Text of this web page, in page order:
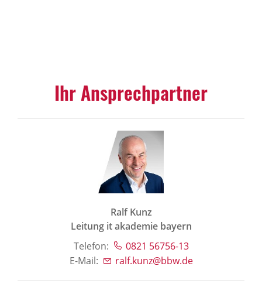
Ihr Ansprechpartner
Ralf Kunz
Leitung it akademie bayern
Telefon:
0821 56756-13
E-Mail:
ralf.kunz@bbw.de